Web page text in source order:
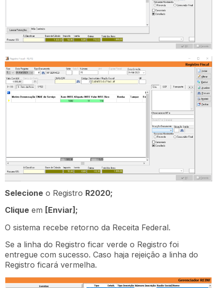
Selecione o Registro R2020;
Clique em [Enviar];
O sistema recebe retorno da Receita Federal.
Se a linha do Registro ficar verde o Registro foi
entregue com sucesso. Caso haja rejeição a linha do
Registro ficará vermelha.